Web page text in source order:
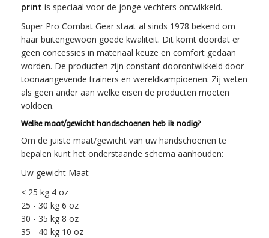
print is speciaal voor de jonge vechters ontwikkeld.
Super Pro Combat Gear staat al sinds 1978 bekend om
haar buitengewoon goede kwaliteit. Dit komt doordat er
geen concessies in materiaal keuze en comfort gedaan
worden. De producten zijn constant doorontwikkeld door
toonaangevende trainers en wereldkampioenen. Zij weten
als geen ander aan welke eisen de producten moeten
voldoen.
Welke maat/gewicht handschoenen heb ik nodig?
Om de juiste maat/gewicht van uw handschoenen te
bepalen kunt het onderstaande schema aanhouden:
Uw gewicht Maat
< 25 kg 4 oz
25 - 30 kg 6 oz
30 - 35 kg 8 oz
35 - 40 kg 10 oz